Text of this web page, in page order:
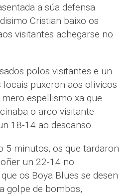
a súa defensa
Cristian baixo os
visitantes achegarse no
polos visitantes e un
puxeron aos olívicos
espellismo xa que
o arco visitante
18-14 ao descanso.
5 minutos, os que tardaron
un 22-14 no
os Boya Blues se desen
golpe de bombos,